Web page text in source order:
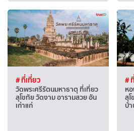
# ที่เที่ยว
วัดพระศรีรัตนมหาธาตุ ที่เที่ยว
สุโขทัย วัดงาม อารามสวย อัน
เก่าแก่
#
ห
สุ
บ้